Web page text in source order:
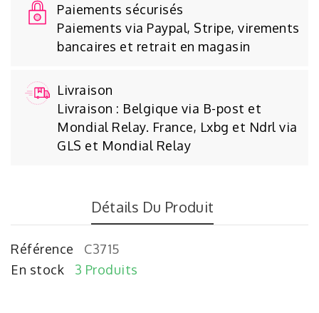
Paiements sécurisés
Paiements via Paypal, Stripe, virements
bancaires et retrait en magasin
Livraison
Livraison : Belgique via B-post et
Mondial Relay. France, Lxbg et Ndrl via
GLS et Mondial Relay
Détails Du Produit
Référence
C3715
En stock
3 Produits